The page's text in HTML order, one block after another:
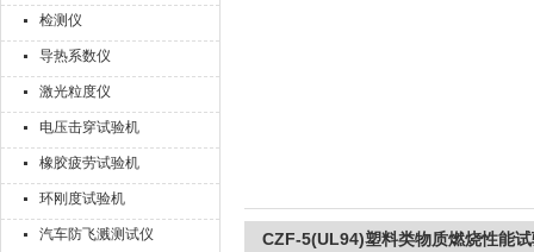
检测仪
导热系数仪
激光粒度仪
电压击穿试验机
橡胶疲劳试验机
环刚度试验机
汽车防飞溅测试仪 CZF-5(UL94)塑料类物质燃烧性能